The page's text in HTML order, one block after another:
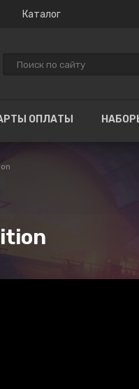
Каталог
ОПЛАТЫ